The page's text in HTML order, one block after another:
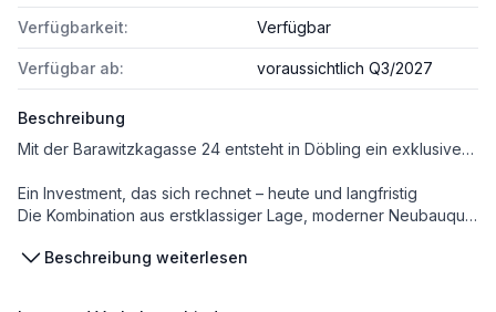
Verfügbarkeit: Verfügbar
Verfügbar ab: voraussichtlich Q3/2027
Beschreibung
Mit der Barawitzkagasse 24 entsteht in Döbling ein exklusives Neubauprojekt, das wie gemacht ist für Käufer von Vorsorgewohnungen – besonders auch für Anleger, die ihr Portfolio gezielt erweitern möchten. In Zeiten volatiler Märkte bleibt die Wohnimmobilie eine der stabilsten Wertanlagen. Und gerade in Wien zeigt sich das deutlicher denn je: Die Nachfrage nach Mietwohnungen ist hoch, das Angebot knapp. Dieses Ungleichgewicht sorgt für nachhaltig solide Vermietbarkeit – vor allem in Toplagen wie Döbling.
Ein Investment, das sich rechnet – heute und langfristig
Die Kombination aus erstklassiger Lage, moderner Neubauqualität und einem Wohnungsmix, der breite Zielgruppen anspricht, macht Barawitzkagasse 24 zur idealen Vorsorgeimmobilie. Ob zur Sicherung Ihres Vermögens, als Baustein für laufende Mieteinnahmen oder als Teil eines größeren Anlagekonzepts: Hier investieren Sie in Wohnraum, der am Wiener Markt dauerhaft gesucht ist.
Nähere Informationen finden Sie auch auf der Homepage: Barawitzkagasse 24 | Exklusives Wohnen mit ruhigem Innenhof [https://barawitzkagasse24.at/]
Beschreibung weiterlesen